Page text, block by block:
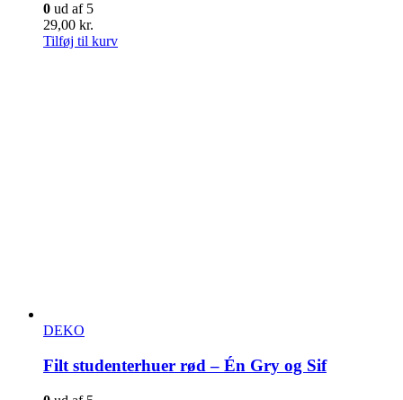
0 ud af 5
29,00 kr.
Tilføj til kurv
DEKO
Filt studenterhuer rød – Én Gry og Sif